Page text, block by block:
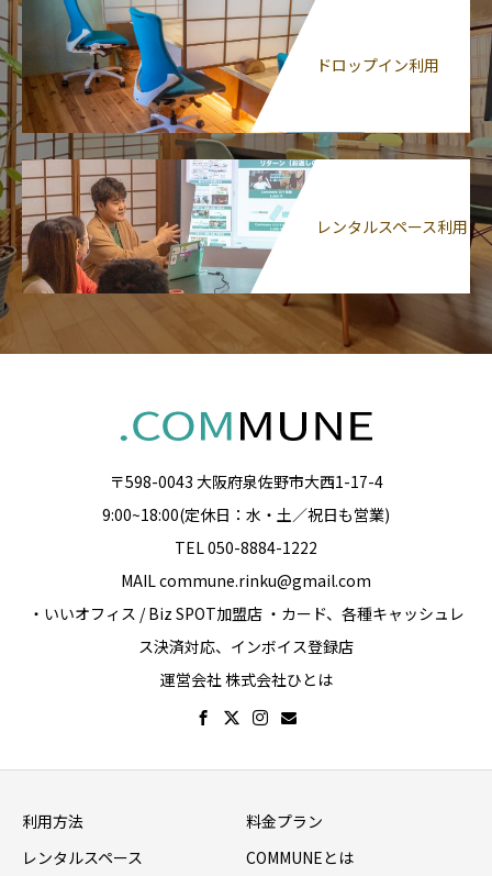
ドロップイン利用
レンタルスペース利用
〒598-0043 大阪府泉佐野市大西1-17-4
9:00~18:00(定休日：水・土／祝日も営業)
TEL 050-8884-1222
MAIL commune.rinku@gmail.com
・いいオフィス / Biz SPOT加盟店 ・カード、各種キャッシュレ
ス決済対応、インボイス登録店
運営会社 株式会社ひとは
利用方法
料金プラン
レンタルスペース
COMMUNEとは